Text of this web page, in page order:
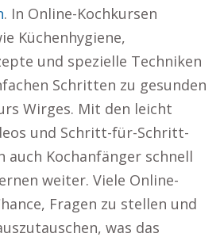
. In Online-Kochkursen
Küchenhygiene,
und spezielle Techniken
Schritten zu gesunden
Wirges. Mit den leicht
und Schritt-für-Schritt-
auch Kochanfänger schnell
weiter. Viele Online-
Fragen zu stellen und
was das